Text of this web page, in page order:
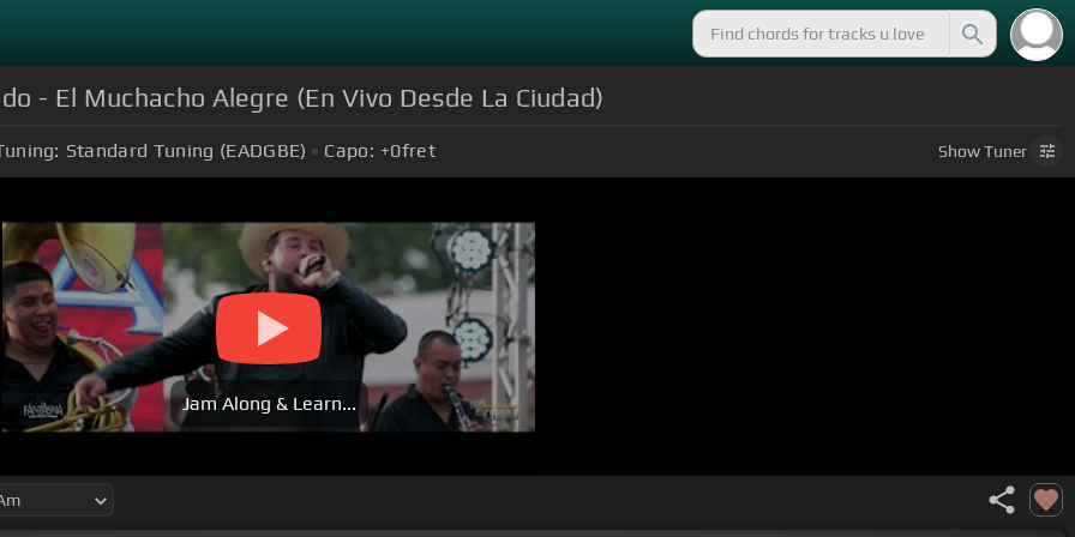
- El Muchacho Alegre (En Vivo Desde La Ciudad)
Standard Tuning (EADGBE) Capo: +0fret ShowTuner
Jam Along & Learn...